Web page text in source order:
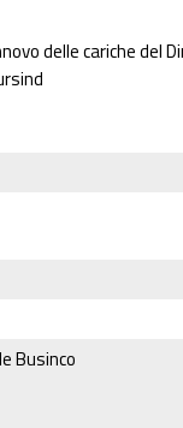
delle cariche del
Businco